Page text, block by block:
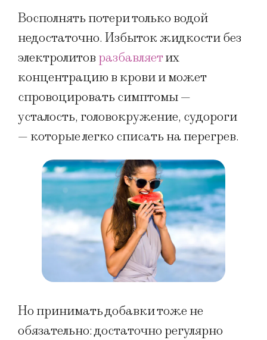
Восполнять потери только водой
недостаточно. Избыток жидкости без
электролитов разбавляетих
концентрацию в крови и может
спровоцировать симптомы —
усталость, головокружение, судороги
— которые легко списать на перегрев.
Но принимать добавки тоже не
обязательно: достаточно регулярно